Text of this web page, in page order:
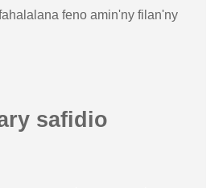
feno amin'ny filan'ny
safidio